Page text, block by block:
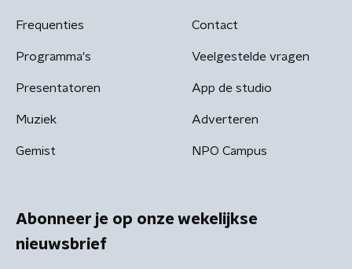
Frequenties
Programma's
Presentatoren
Muziek
Gemist
Contact
Veelgestelde vragen
App de studio
Adverteren
NPO Campus
Abonneer je op onze wekelijkse
nieuwsbrief